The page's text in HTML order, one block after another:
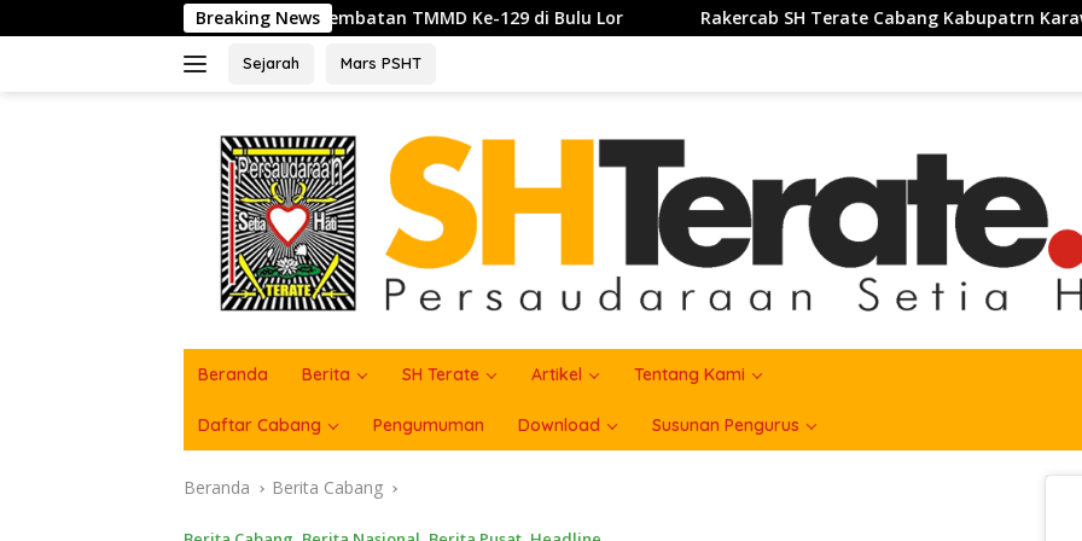
ke
Breaking News
Jembatan TMMD Ke-129 di Bulu Lor Rakercab SH Terate Cabang Kabupatrn Karawang Tahun 2026
Sejarah Mars PSHT
Beranda Berita SH Terate Artikel Tentang Kami
Daftar Cabang Pengumuman Download Susunan Pengurus
Beranda Berita Cabang